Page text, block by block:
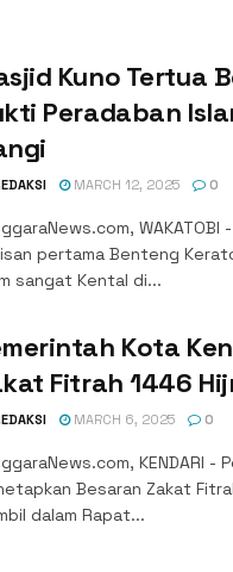
Kuno Tertua
Peradaban
MARCH 12, 2025 0
pertama Benteng
sangat Kental di...
Kota
Fitrah 1446
MARCH 6, 2025 0
KENDARI -
Besaran Zakat
dalam Rapat...